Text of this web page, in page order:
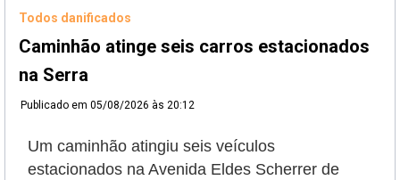
Todos danificados
Caminhão atinge seis carros estacionados
na Serra
Publicado em 05/08/2026 às 20:12
Um caminhão atingiu seis veículos
estacionados na Avenida Eldes Scherrer de